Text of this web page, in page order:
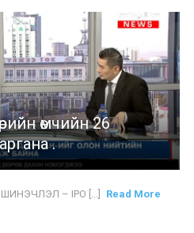
өмчийн 26
.
– IPO [...] Read More